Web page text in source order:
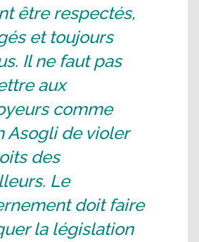
être respectés,
et toujours
Il ne faut pas
aux
comme
Asogli de violer
des
Le
doit faire
la législation